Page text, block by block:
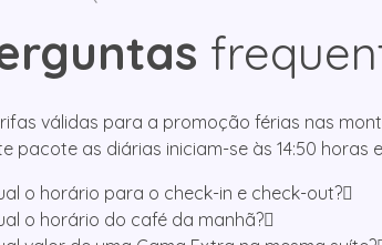
válidas para a promoção férias nas
pacote as diárias iniciam-se às 14:50 horas
o horário para o check-in e check-out?
o horário do café da manhã?